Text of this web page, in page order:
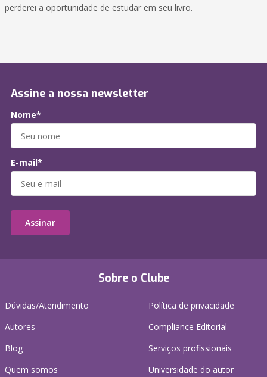
perderei a oportunidade de estudar em seu livro.
Sobre o Clube
Dúvidas/Atendimento
Autores
Blog
Quem somos
Política de privacidade
Compliance Editorial
Serviços profissionais
Universidade do autor
Assine a nossa newsletter
Nome*
E-mail*
Assinar